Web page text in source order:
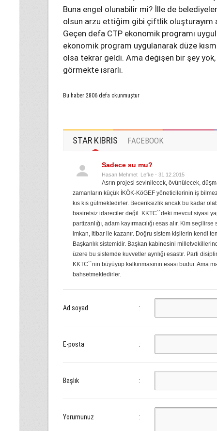
Buna engel olunabilir mi? İlle de
olsun arzu ettiğim gibi çiftlik oluşturayım
Geçen defa CTP ekonomik programı
ekonomik program uygulanarak düze
olsa tekrar geldi. Ama değişen bir şey yok,
görmekte ısrarlı.
Bu haber 2806 defa okunmuştur
STAR KIBRIS FACEBOOK
Sadece su mu?
Hasan Mehmet Lefke - 31.12.2015
Asrın projesi sevinilecek, övünülecek,
zamanların küçük İKÖK-KöGEF yöneticilerinin iş
kıs kıs gülmektedirler. Beceriksizlik ancak bu kadar
basiretsiz idareciler değil. KKTC``deki mevcut siyasi
partizanlığı, adam kayırmacılığı esas alır. Kim
imkan, itibar ile kazanır. Doğru sistem kişilerin kendi
Başkanlık sistemidir. Başkan kabinesini
üzere bu sistemde kuvvetler ayrılığı esastır. Parti
KKTC``nin büyüyüp kalkınmasının esası budur.
bahsetmektedirler.
Ad soyad :
E-posta :
Başlık :
Yorumunuz :